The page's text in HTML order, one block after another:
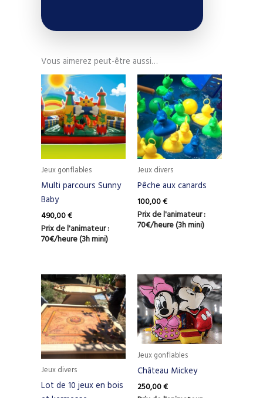
Vous aimerez peut-être aussi…
Jeux gonflables
Multi parcours Sunny
Baby
490,00€
Prix de l'animateur :
70€/heure (3h mini)
Jeux divers
Pêche aux canards
100,00€
Prix de l'animateur :
70€/heure (3h mini)
Jeux divers
Lot de 10 jeux en bois
Jeux gonflables
Château Mickey
250,00€